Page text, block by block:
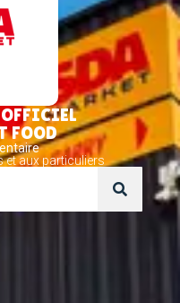
FOOD
et aux particuliers